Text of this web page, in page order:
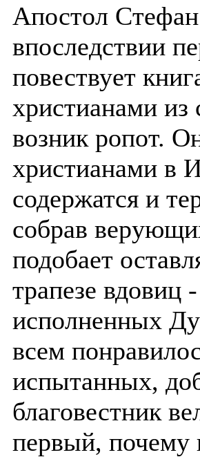
Апостол
впоследствии
повествует
христианами
возник ропот.
христианами в
содержатся и
собрав
подобает
трапезе вдовиц
исполненных
всем
испытанных,
благовестник
первый, почему